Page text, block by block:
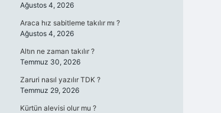
Ağustos 4, 2026
Araca hız sabitleme takılır mı ?
Ağustos 4, 2026
Altın ne zaman takılır ?
Temmuz 30, 2026
Zaruri nasıl yazılır TDK ?
Temmuz 29, 2026
Kürtün alevisi olur mu ?